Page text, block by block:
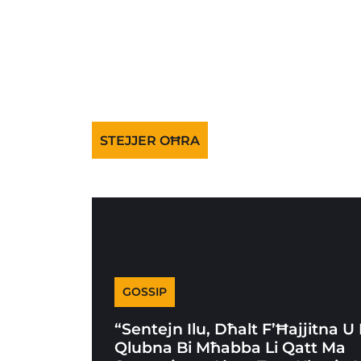
STEJJER OĦRA
GOSSIP
“Sentejn Ilu, Dħalt F’Ħajjitna U
Qlubna Bi Mħabba Li Qatt Ma